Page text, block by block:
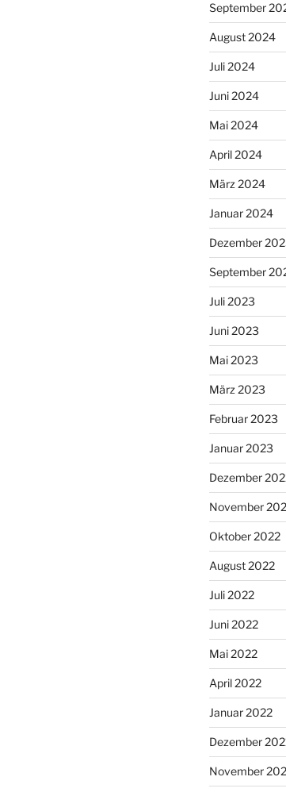
September
August 2024
Juli 2024
Juni 2024
Mai 2024
April 2024
März 2024
Januar 2024
Dezember
September
Juli 2023
Juni 2023
Mai 2023
März 2023
Februar 2023
Januar 2023
Dezember
November
Oktober 2022
August 2022
Juli 2022
Juni 2022
Mai 2022
April 2022
Januar 2022
Dezember
November